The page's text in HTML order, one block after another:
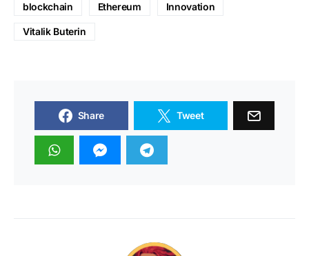
blockchain Ethereum Innovation
Vitalik Buterin
Share Tweet